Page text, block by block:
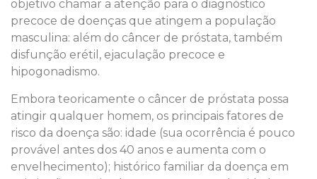
objetivo chamar a atenção para o diagnóstico
precoce de doenças que atingem a população
masculina: além do câncer de próstata, também
disfunção erétil, ejaculação precoce e
hipogonadismo.
Embora teoricamente o câncer de próstata possa
atingir qualquer homem, os principais fatores de
risco da doença são: idade (sua ocorrência é pouco
provável antes dos 40 anos e aumenta com o
envelhecimento); histórico familiar da doença em